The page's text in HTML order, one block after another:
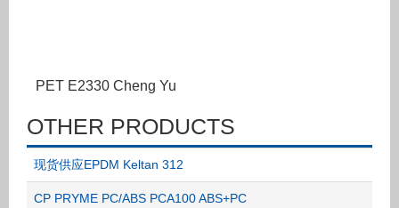
PET E2330 Cheng Yu
OTHER PRODUCTS
现货供应EPDM Keltan 312
CP PRYME PC/ABS PCA100 ABS+PC